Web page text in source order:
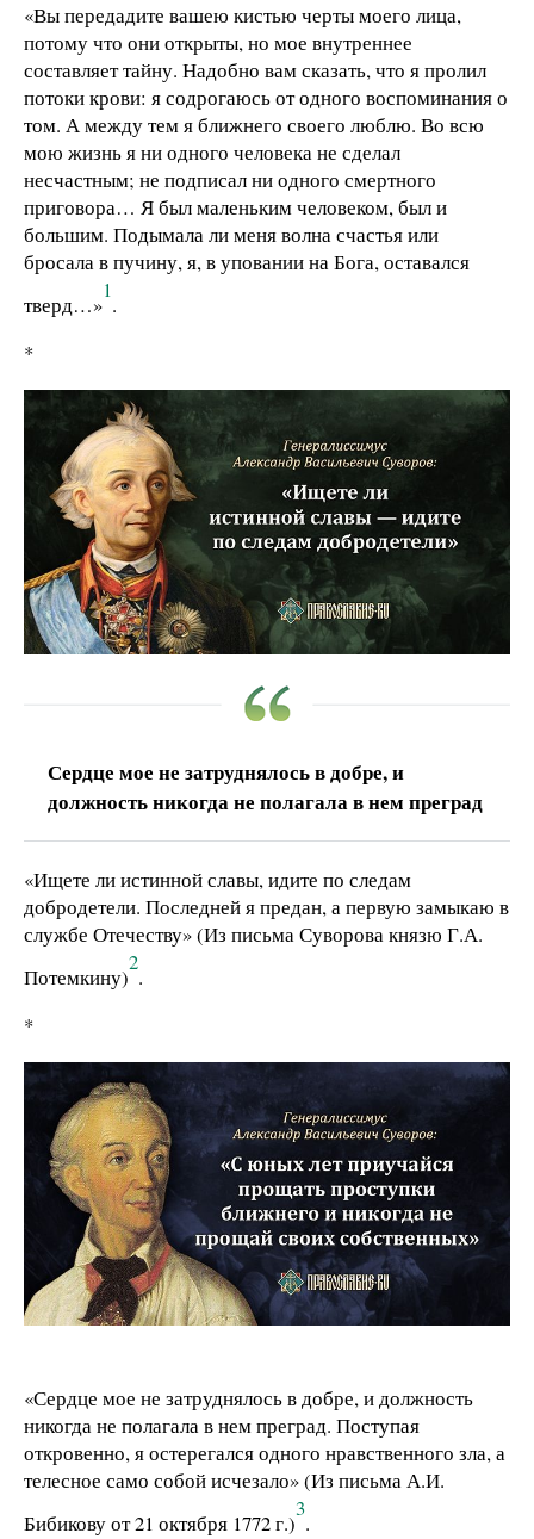
«Вы передадите вашею кистью черты моего лица,
потому что они открыты, но мое внутреннее
составляет тайну. Надобно вам сказать, что я пролил
потоки крови: я содрогаюсь от одного воспоминания о
том. А между тем я ближнего своего люблю. Во всю
мою жизнь я ни одного человека не сделал
несчастным; не подписал ни одного смертного
приговора… Я был маленьким человеком, был и
большим. Подымала ли меня волна счастья или
бросала в пучину, я, в уповании на Бога, оставался
тверд…»
1
.
*
Сердце мое не затруднялось в добре, и
должность никогда не полагала в нем преград
«Ищете ли истинной славы, идите по следам
добродетели. Последней я предан, а первую замыкаю в
службе Отечеству» (Из письма Суворова князю Г.А.
Потемкину)
2
.
*
«Сердце мое не затруднялось в добре, и должность
никогда не полагала в нем преград. Поступая
откровенно, я остерегался одного нравственного зла, а
телесное само собой исчезало» (Из письма А.И.
Бибикову от 21 октября 1772 г.)
3
.